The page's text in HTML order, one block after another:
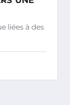
liées à des